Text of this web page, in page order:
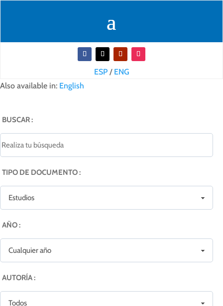
ESP/ ENG
Also available in: English
BUSCAR :
TIPO DE DOCUMENTO :
AÑO :
AUTORÍA :